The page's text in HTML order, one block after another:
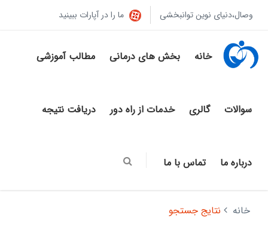
وصال،دنیای نوین توانبخشی ما را در آپارات ببینید
خانه بخش های درمانی مطالب آموزشی
سوالات گالری خدمات از راه دور دریافت نتیجه
درباره ما تماس با ما
خانه نتایج جستجو